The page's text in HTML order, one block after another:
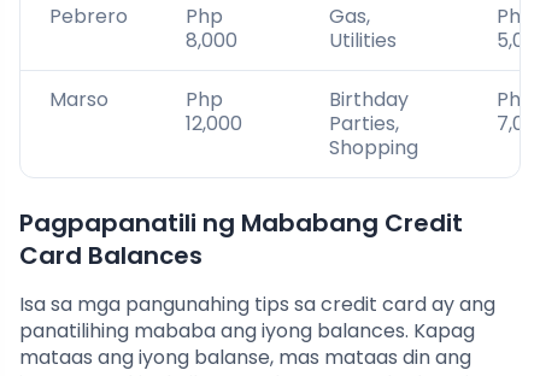
Pebrero
Php
8,000
Gas,
Utilities
Php
Marso
Php
12,000
Birthday
Parties,
Shopping
Php
Pagpapanatili ng Mababang Credit
Card Balances
Isa sa mga pangunahing tips sa credit card ay ang
panatilihing mababa ang iyong balances. Kapag
mataas ang iyong balanse, mas mataas din ang